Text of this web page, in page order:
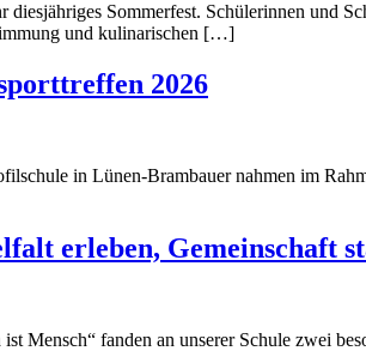
Sommerfest. Schülerinnen und
und kulinarischen […]
2026
in Lünen-Brambauer nahmen im
erleben, Gemeinschaft
Mensch“ fanden an unserer Schule zwei